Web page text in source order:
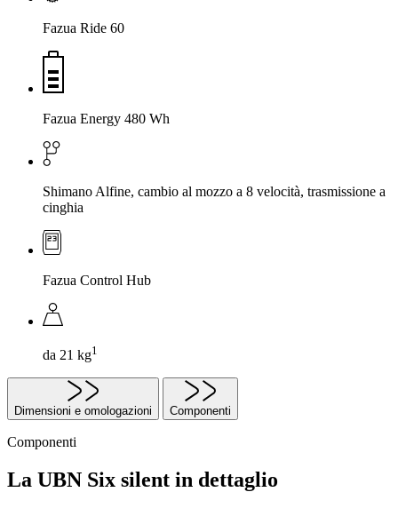
Fazua Ride 60
Fazua Energy 480 Wh
Shimano Alfine, cambio al mozzo a 8 velocità, trasmissione a
cinghia
Fazua Control Hub
da 21 kg1
Dimensioni e omologazioni Componenti
Componenti
La UBN Six silent in dettaglio